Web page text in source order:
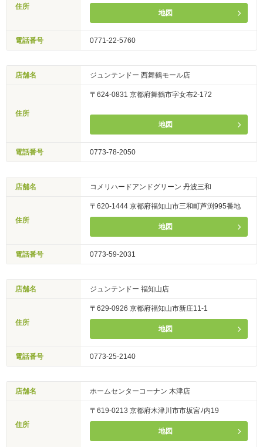
住所
地図
電話番号 0771-22-5760
店舗名 ジュンテンドー 西舞鶴モール店
住所
〒624-0831 京都府舞鶴市字女布2-172
地図
電話番号 0773-78-2050
店舗名 コメリハードアンドグリーン 丹波三和
住所
〒620-1444 京都府福知山市三和町芦渕995番地
地図
電話番号 0773-59-2031
店舗名 ジュンテンドー 福知山店
住所
〒629-0926 京都府福知山市新庄11-1
地図
電話番号 0773-25-2140
店舗名 ホームセンターコーナン 木津店
住所
〒619-0213 京都府木津川市市坂宮ﾉ内19
地図